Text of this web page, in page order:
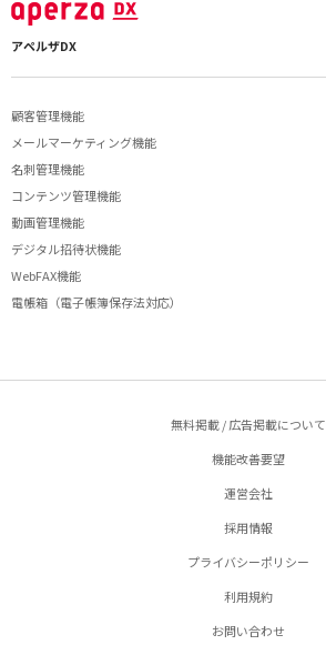
アペルザDX
顧客管理機能
メールマーケティング機能
名刺管理機能
コンテンツ管理機能
動画管理機能
デジタル招待状機能
WebFAX機能
電帳箱（電子帳簿保存法対応）
無料掲載 / 広告掲載について
機能改善要望
運営会社
採用情報
プライバシーポリシー
利用規約
お問い合わせ